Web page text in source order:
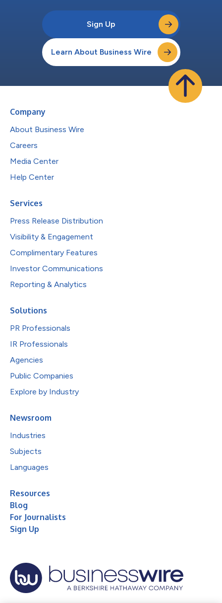
Sign Up
Learn About Business Wire
Company
About Business Wire
Careers
Media Center
Help Center
Services
Press Release Distribution
Visibility & Engagement
Complimentary Features
Investor Communications
Reporting & Analytics
Solutions
PR Professionals
IR Professionals
Agencies
Public Companies
Explore by Industry
Newsroom
Industries
Subjects
Languages
Resources
Blog
For Journalists
Sign Up